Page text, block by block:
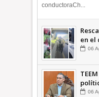
conductoraCh...
en el
06
06